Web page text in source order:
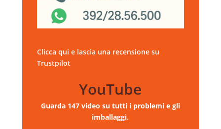
Clicca qui e lascia una recensione su
Trustpilot
YouTube
Guarda 147 video su tutti i problemi e gli
imballaggi.